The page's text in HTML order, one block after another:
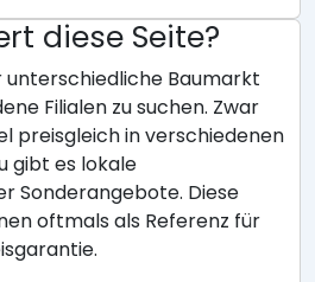
diese Seite?
unterschiedliche Baumarkt
Filialen zu suchen. Zwar
preisgleich in verschiedenen
gibt es lokale
Sonderangebote. Diese
oftmals als Referenz für